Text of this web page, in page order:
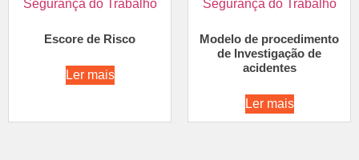
Escore de Risco
Ler mais
Modelo de procedimento
de Investigação de
acidentes
Ler mais